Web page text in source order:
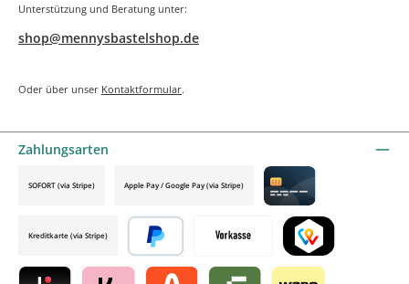
Unterstützung und Beratung unter:
shop@mennysbastelshop.de
Oder über unser Kontaktformular.
Zahlungsarten
Vorkasse TWINT by mollie
SOFORT (via Stripe) Apple Pay / Google Pay (via Stripe)
Credit card by mollie
Kreditkarte (via Stripe)
Später bezahlen